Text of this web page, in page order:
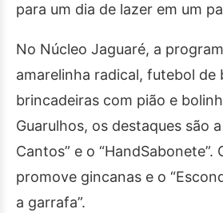
para um dia de lazer em um
No Núcleo Jaguaré, a
amarelinha radical, futebol de
brincadeiras com pião e
Guarulhos, os destaques são
Cantos” e o “HandSabonete”.
promove gincanas e o
a garrafa”.